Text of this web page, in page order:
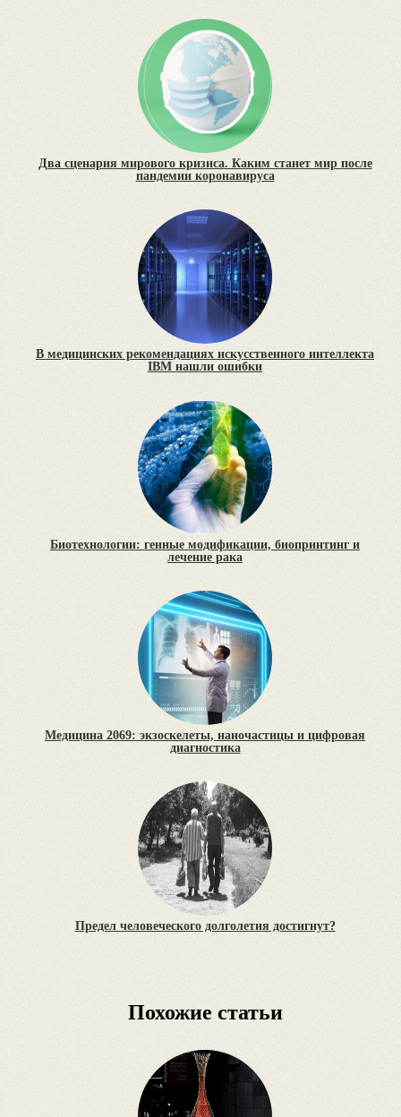
Два сценария мирового кризиса. Каким станет мир после
пандемии коронавируса
В медицинских рекомендациях искусственного интеллекта
IBM нашли ошибки
Биотехнологии: генные модификации, биопринтинг и
лечение рака
Медицина 2069: экзоскелеты, наночастицы и цифровая
диагностика
Предел человеческого долголетия достигнут?
Похожие статьи